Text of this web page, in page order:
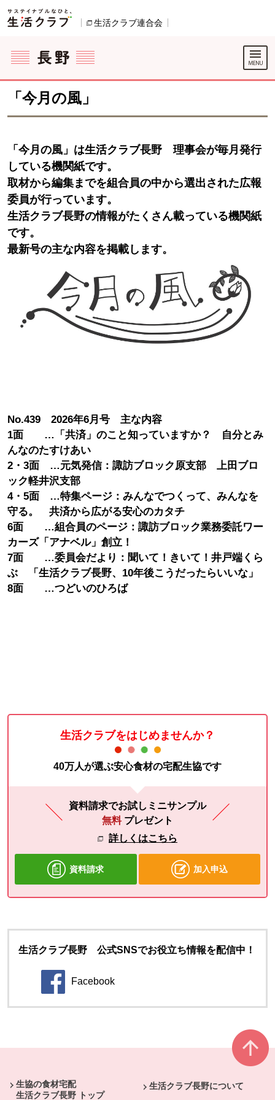
ページの先頭です。
生活クラブ連合会
ここからサイト内共通メニューです。
サイト内共通メニューをスキップする
サイト内共通メニューここまで。
「今月の風」
「今月の風」は生活クラブ長野 理事会が毎月発行
している機関紙です。
取材から編集までを組合員の中から選出された広報
委員が行っています。
生活クラブ長野の情報がたくさん載っている機関紙
です。
最新号の主な内容を掲載します。
No.439 2026年6月号 主な内容
1面 …「共済」のこと知っていますか？ 自分とみ
んなのたすけあい
2・3面 …元気発信：諏訪ブロック原支部 上田ブロ
ック軽井沢支部
4・5面 …特集ページ：みんなでつくって、みんなを
守る。 共済から広がる安心のカタチ
6面 …組合員のページ：諏訪ブロック業務委託ワー
カーズ「アナベル」創立！
7面 …委員会だより：聞いて！きいて！井戸端くら
ぶ 「生活クラブ長野、10年後こうだったらいいな」
8面 …つどいのひろば
生活クラブをはじめませんか？
40万人が選ぶ安心食材の宅配生協です
資料請求でお試しミニサンプル
無料 プレゼント
詳しくはこちら
資料請求 加入申込
生活クラブ長野 公式SNSでお役立ち情報を配信中！
Facebook
生協の食材宅配
生活クラブ長野 トップ
生活クラブ長野について